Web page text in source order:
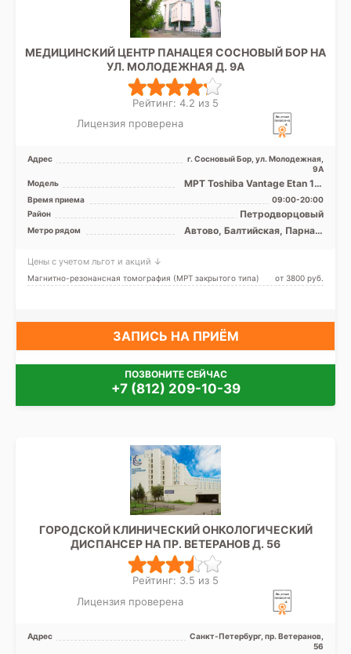
МЕДИЦИНСКИЙ ЦЕНТР ПАНАЦЕЯ СОСНОВЫЙ БОР НА
УЛ. МОЛОДЕЖНАЯ Д. 9А
Рейтинг: 4.2 из 5
Лицензия проверена
Адрес
г. Сосновый Бор, ул. Молодежная,
9А
Модель
МРТ Toshiba Vantage Etan 1.5
Тесла закрытого типа, УЗИ
Saote
Время приема
09:00-20:00
Район
Петродворцовый
Метро рядом
Автово, Балтийская, Парнас,
Цены с учетом льгот и акций ↓
Магнитно-резонансная томография (МРТ закрытого типа) от 3800 pуб.
ЗАПИСЬ НА ПРИЁМ
ПОЗВОНИТЕ СЕЙЧАС
+7 (812) 209-10-39
ГОРОДСКОЙ КЛИНИЧЕСКИЙ ОНКОЛОГИЧЕСКИЙ
ДИСПАНСЕР НА ПР. ВЕТЕРАНОВ Д. 56
Рейтинг: 3.5 из 5
Лицензия проверена
Адрес
Санкт-Петербург, пр. Ветеранов,
56